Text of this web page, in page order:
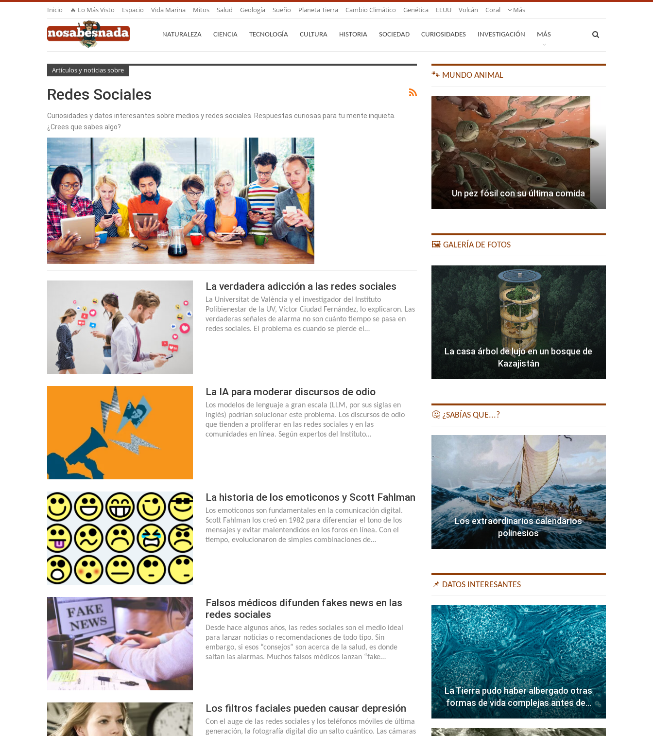
Inicio 🔥 Lo Más Visto Espacio Vida Marina Mitos Salud Geología Sueño Planeta Tierra Cambio Climático Genética EEUU Volcán Coral Más
NATURALEZA CIENCIA TECNOLOGÍA CULTURA HISTORIA SOCIEDAD CURIOSIDADES INVESTIGACIÓN MÁS
Artículos y noticias sobre
Redes Sociales
Curiosidades y datos interesantes sobre medios y redes sociales. Respuestas curiosas para tu mente inquieta.
¿Crees que sabes algo?
La verdadera adicción a las redes sociales
La Universitat de València y el investigador del Instituto
Polibienestar de la UV, Víctor Ciudad Fernández, lo explicaron. Las
verdaderas señales de alarma no son cuánto tiempo se pasa en
redes sociales. El problema es cuando se pierde el…
La IA para moderar discursos de odio
Los modelos de lenguaje a gran escala (LLM, por sus siglas en
inglés) podrían solucionar este problema. Los discursos de odio
que tienden a proliferar en las redes sociales y en las
comunidades en línea. Según expertos del Instituto…
La historia de los emoticonos y Scott Fahlman
Los emoticonos son fundamentales en la comunicación digital.
Scott Fahlman los creó en 1982 para diferenciar el tono de los
mensajes y evitar malentendidos en los foros en línea. Con el
tiempo, evolucionaron de simples combinaciones de…
Falsos médicos difunden fakes news en las
redes sociales
Desde hace algunos años, las redes sociales son el medio ideal
para lanzar noticias o recomendaciones de todo tipo. Sin
embargo, si esos “consejos” son acerca de la salud, es donde
saltan las alarmas. Muchos falsos médicos lanzan “fake…
Los filtros faciales pueden causar depresión
Con el auge de las redes sociales y los teléfonos móviles de última
generación, la fotografía digital dio un salto cuántico. Las cámaras
🐾 MUNDO ANIMAL
Un pez fósil con su última comida
🖼️ GALERÍA DE FOTOS
La casa árbol de lujo en un bosque de
Kazajistán
🤔 ¿SABÍAS QUE...?
Los extraordinarios calendarios
polinesios
📌 DATOS INTERESANTES
La Tierra pudo haber albergado otras
formas de vida complejas antes de…